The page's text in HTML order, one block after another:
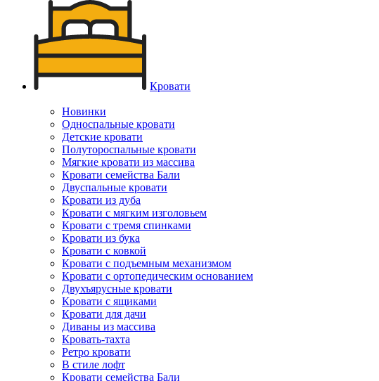
Кровати
Новинки
Односпальные кровати
Детские кровати
Полутороспальные кровати
Мягкие кровати из массива
Кровати семейства Бали
Двуспальные кровати
Кровати из дуба
Кровати с мягким изголовьем
Кровати с тремя спинками
Кровати из бука
Кровати с ковкой
Кровати с подъемным механизмом
Кровати с ортопедическим основанием
Двухъярусные кровати
Кровати с ящиками
Кровати для дачи
Диваны из массива
Кровать-тахта
Ретро кровати
В стиле лофт
Кровати семейства Бали